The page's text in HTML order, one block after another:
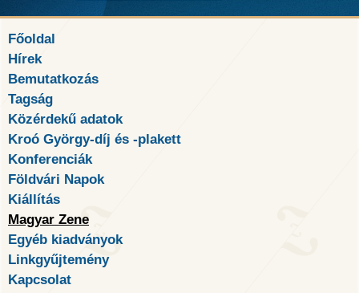
Főoldal
Hírek
Bemutatkozás
Tagság
Közérdekű adatok
Kroó György-díj és -plakett
Konferenciák
Földvári Napok
Kiállítás
Magyar Zene
Egyéb kiadványok
Linkgyűjtemény
Kapcsolat